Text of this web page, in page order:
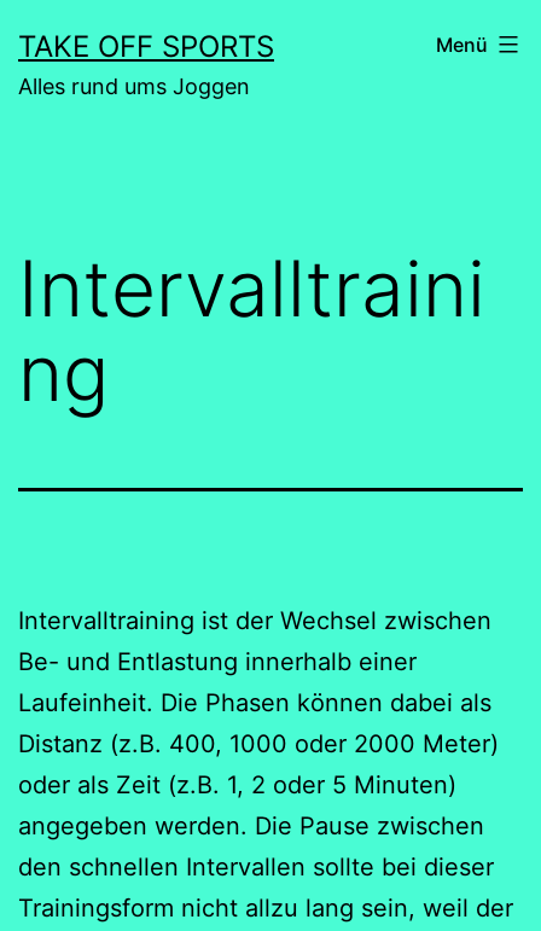
Inhalt
springen
TAKE OFF SPORTS
Alles rund ums Joggen
Menü
Intervalltraini
ng
Intervalltraining ist der Wechsel zwischen
Be- und Entlastung innerhalb einer
Laufeinheit. Die Phasen können dabei als
Distanz (z.B. 400, 1000 oder 2000 Meter)
oder als Zeit (z.B. 1, 2 oder 5 Minuten)
angegeben werden. Die Pause zwischen
den schnellen Intervallen sollte bei dieser
Trainingsform nicht allzu lang sein, weil der